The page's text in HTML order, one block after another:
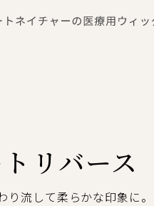
リバース
り流して柔らかな印象に。